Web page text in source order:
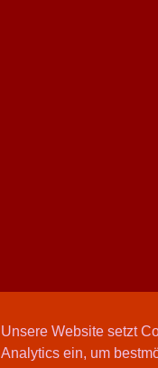
Unsere Website setzt
Analytics ein, um